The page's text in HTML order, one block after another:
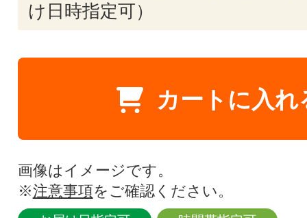
け日時指定可）
カートに入れ
画像はイメージです。
※注意事項をご確認ください。